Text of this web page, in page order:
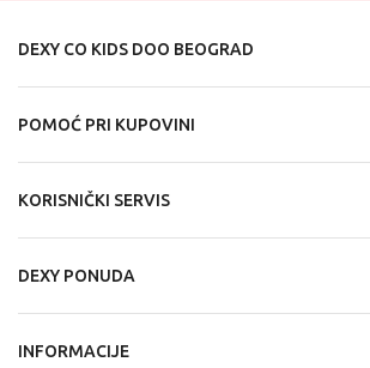
DEXY CO KIDS DOO BEOGRAD
POMOĆ PRI KUPOVINI
KORISNIČKI SERVIS
DEXY PONUDA
INFORMACIJE